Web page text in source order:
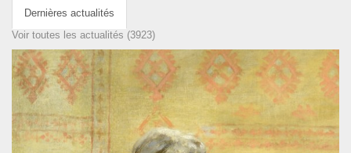
Dernières actualités
Voir toutes les actualités (3923)